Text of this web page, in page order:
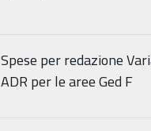
Spese per redazione
ADR per le aree Ged F